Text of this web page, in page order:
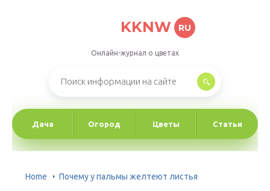
KKNW RU
Онлайн-журнал о цветах
Дача Огород Цветы Статьи
Home Почему у пальмы желтеют листья